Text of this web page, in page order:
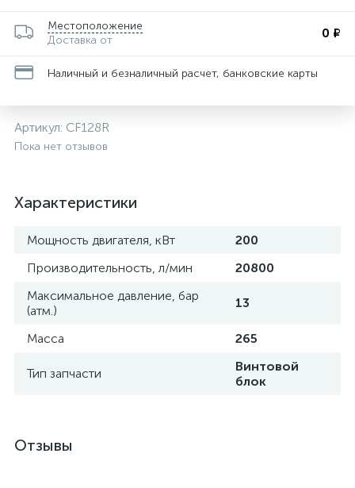
Местоположение
Доставка от
0 ₽
Наличный и безналичный расчет, банковские карты
Артикул: CF128R
Пока нет отзывов
Характеристики
Мощность двигателя, кВт
200
Производительность, л/мин
20800
Максимальное давление, бар
(атм.)
13
Масса 265
Тип запчасти
Винтовой
блок
Отзывы